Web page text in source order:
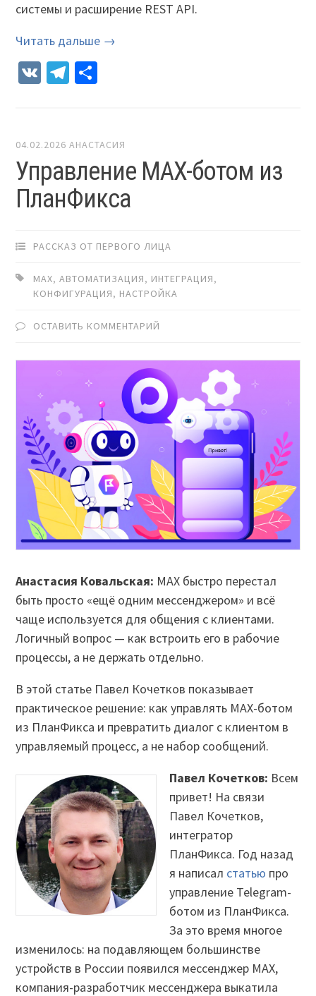
системы и расширение REST API.
Читать дальше →
VK Telegram
04.02.2026 АНАСТАСИЯ
Управление MAX-ботом из
ПланФикса
РАССКАЗ ОТ ПЕРВОГО ЛИЦА
MAX,АВТОМАТИЗАЦИЯ, ИНТЕГРАЦИЯ,
КОНФИГУРАЦИЯ, НАСТРОЙКА
ОСТАВИТЬ КОММЕНТАРИЙ
Анастасия Ковальская: MAX быстро перестал
быть просто «ещё одним мессенджером» и всё
чаще используется для общения с клиентами.
Логичный вопрос — как встроить его в рабочие
процессы, а не держать отдельно.
В этой статье Павел Кочетков показывает
практическое решение: как управлять MAX-ботом
из ПланФикса и превратить диалог с клиентом в
управляемый процесс, а не набор сообщений.
Павел Кочетков: Всем
привет! На связи
Павел Кочетков,
интегратор
ПланФикса. Год назад
я написал статью про
управление Telegram-
ботом из ПланФикса.
За это время многое
изменилось: на подавляющем большинстве
устройств в России появился мессенджер MAX,
компания-разработчик мессенджера выкатила